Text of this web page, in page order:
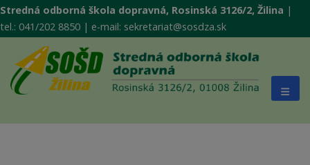
Stredná odborná škola dopravná, Rosinská 3126/2, Žilina |
tel.: 041/202 8850 | e-mail: sekretariat@sosdza.sk